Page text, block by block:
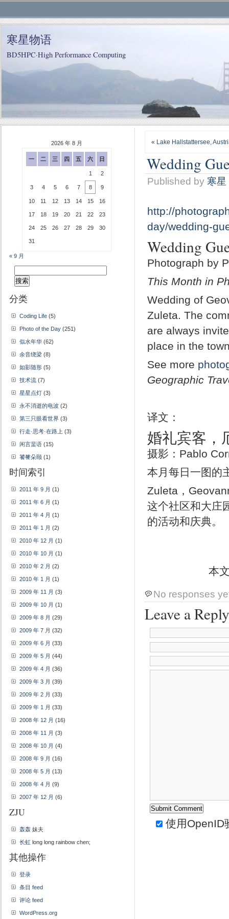
寒星物语
BD5HPC·High Performance Computing
« Lake Hallstattersee,
Wedding
Published by 寒星
http://
day/wedding-
Wedding
Photograph by
This Month in
Wedding of
Zuleta. The
are always
place in the
See more
Geographic
译文：
婚礼宾客，
摄影：Pablo
本月每日一图的
Zuleta，
这个社区和大庄
的活动和庆典。
本
No responses
Leave a Reply
使用OpenID
2026 年 8 月
一 二 三 四 五 六 日
1 2
3 4 5 6 7 8 9
10 11 12 13 14 15 16
17 18 19 20 21 22 23
24 25 26 27 28 29 30
31
« 9 月
索：
分类
Coding Life (5)
Photo of the Day (251)
似水年华 (62)
余音绕梁 (8)
如影随形 (5)
技术流 (7)
星星点灯 (3)
永不消逝的电波 (2)
第三只眼看世界 (3)
行走·思考·在路上 (3)
闲言蜚语 (15)
饕餮朵颐 (1)
时间索引
2011 年 9 月 (1)
2011 年 6 月 (1)
2011 年 4 月 (1)
2011 年 1 月 (2)
2010 年 12 月 (1)
2010 年 10 月 (1)
2010 年 2 月 (2)
2010 年 1 月 (1)
2009 年 11 月 (3)
2009 年 10 月 (1)
2009 年 8 月 (29)
2009 年 7 月 (32)
2009 年 6 月 (33)
2009 年 5 月 (44)
2009 年 4 月 (36)
2009 年 3 月 (39)
2009 年 2 月 (33)
2009 年 1 月 (33)
2008 年 12 月 (16)
2008 年 11 月 (3)
2008 年 10 月 (4)
2008 年 9 月 (16)
2008 年 5 月 (13)
2008 年 4 月 (9)
2007 年 12 月 (6)
ZJU
轰轰 妹夫
长虹 long long rainbow chen;
其他操作
登录
条目 feed
评论 feed
WordPress.org